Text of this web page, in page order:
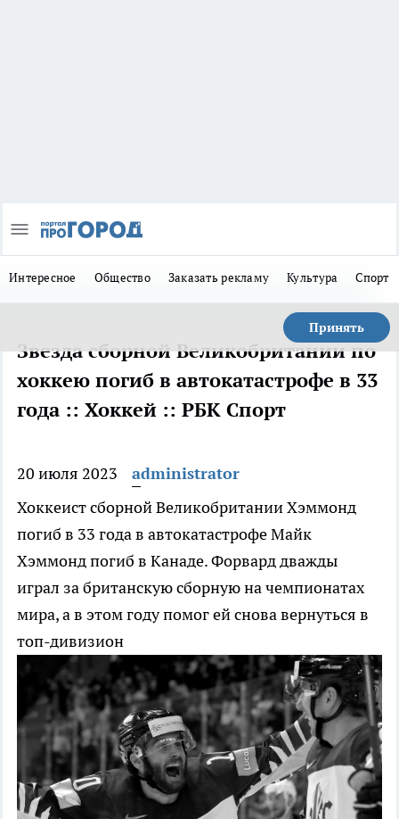
Интересное Общество Заказать рекламу Культура Спорт
Принять
Звезда сборной Великобритании по
хоккею погиб в автокатастрофе в 33
года :: Хоккей :: РБК Спорт
20 июля 2023
administrator
Хоккеист сборной Великобритании Хэммонд
погиб в 33 года в автокатастрофеМайк
Хэммонд погиб в Канаде. Форвард дважды
играл за британскую сборную на чемпионатах
мира, а в этом году помог ей снова вернуться в
топ-дивизион